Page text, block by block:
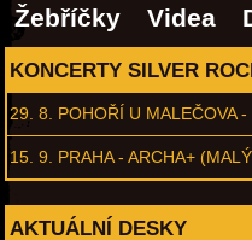
Žebříčky
Videa
KONCERTY SILVER
29. 8. POHOŘÍ U MALEČOVA -
15. 9. PRAHA - ARCHA+
AKTUÁLNÍ DESKY